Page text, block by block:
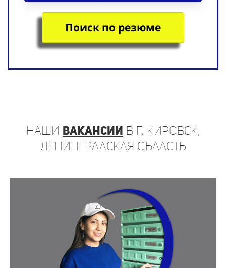
Поиск по резюме
наши вакансии в г. Кировск,
Ленинградская область